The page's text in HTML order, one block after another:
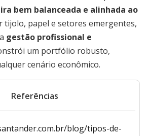
bem balanceada e alinhada ao
tijolo, papel e setores emergentes,
gestão profissional e
um portfólio robusto,
cenário econômico.
Referências
blog/tipos-de-